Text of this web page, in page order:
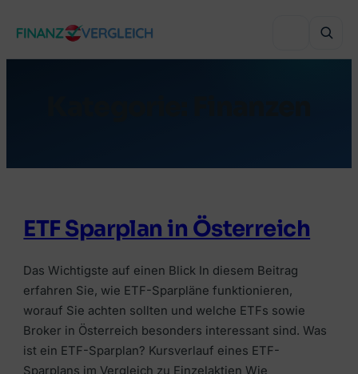
Inhalt
Sanierung finanzieren
Umschuldung
RATGEBER & WISSEN
Immobilienfinanzierung
VERGLEICHEN
Lebensversicherung
Grenzgänger-Versicherung
Private Krankenversicherung
Versicherungsmakler finden
Online-Broker
Robo-Advisor
Crowdinvesting
Wohnbauförderung Österreich
Bonität & KSV
Umschuldungskredit
ETF Sparplan in Österreich
Das Wichtigste auf einen Blick In diesem Beitrag
erfahren Sie, wie ETF-Sparpläne funktionieren,
worauf Sie achten sollten und welche ETFs sowie
Broker in Österreich besonders interessant sind. Was
ist ein ETF-Sparplan? Kursverlauf eines ETF-
Sparplans im Vergleich zu Einzelaktien Wie